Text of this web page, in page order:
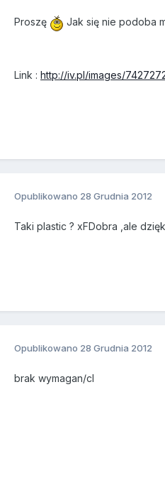
Proszę Jak się nie podoba
Link : http://iv.pl/images/
Opublikowano 28 Grudnia 2012
Taki plastic ? xFDobra ,ale
Opublikowano 28 Grudnia 2012
brak wymagan/cl